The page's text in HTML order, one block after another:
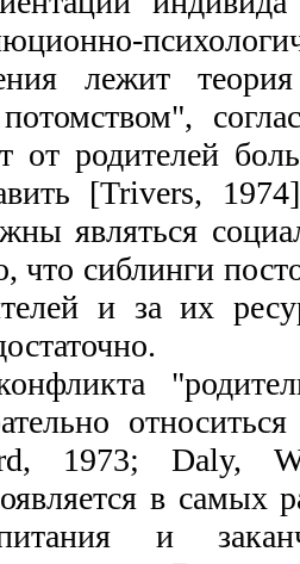
лежит
от родителей
[Trivers,
являться
что сиблинги
и за их
1973; Daly,
в самых
и